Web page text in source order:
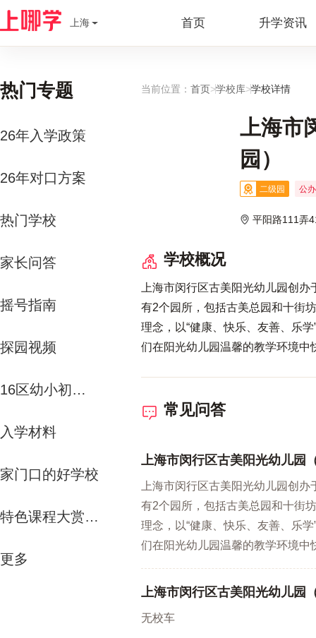
上海 首页 升学资讯
热门专题
26年入学政策
26年对口方案
热门学校
家长问答
摇号指南
探园视频
16区幼小初资源解析
入学材料
家门口的好学校
特色课程大赏-运动课
更多
当前位置： 首页>学校库>学校详情
上海市
园）
二级园 公
平阳路111弄
学校概况
上海市闵行区古美阳光幼儿园创
有2个园所，包括古美总园和十街
理念，以“健康、快乐、友善、乐
们在阳光幼儿园温馨的教学环境中
常见问答
上海市闵行区古美阳光幼儿园
上海市闵行区古美阳光幼儿园创
有2个园所，包括古美总园和十街
理念，以“健康、快乐、友善、乐
们在阳光幼儿园温馨的教学环境中
上海市闵行区古美阳光幼儿园
无校车